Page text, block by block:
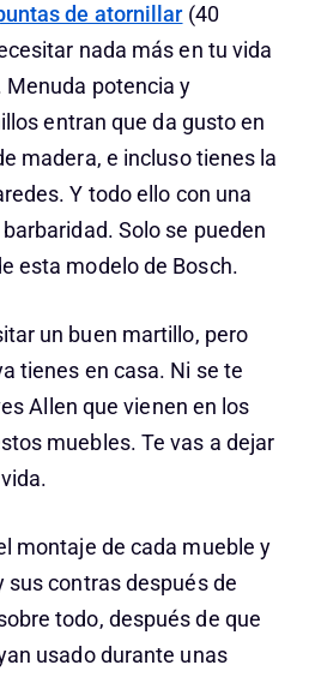
de atornillar(40
nada más en tu vida
potencia y
entran que da gusto en
madera, e incluso tienes la
Y todo ello con una
Solo se pueden
esta modelo de Bosch.
un buen martillo, pero
tienes en casa. Ni se te
Allen que vienen en los
muebles. Te vas a dejar
montaje de cada mueble y
sus contras después de
todo, después de que
usado durante unas